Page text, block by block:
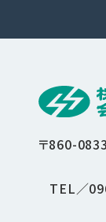
〒860-0833
TEL／